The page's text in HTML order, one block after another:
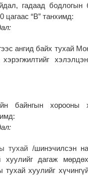
гадаад бодлогын
цагаас “В” танхимд:
ангид байх тухай
хэрэгжилтийг
байнгын хорооны
тухай /шинэчилсэн
хуулийг дагаж
тухай хуулийг